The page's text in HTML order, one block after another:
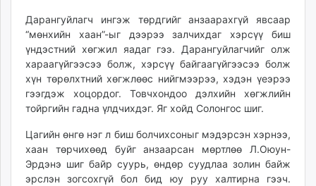
Дарангуйлагч ингэж төрдгийг анзаарахгүй явсаар
“мөнхийн хаан”-ыг дээрээ залчихдаг хэрсүү биш
үндэстний хөгжил яадаг гээ. Дарангуйлагчийг олж
хараагүйгээсээ болж, хэрсүү байгаагүйгээсээ болж
хүн төрөлхтний хөгжлөөс нийгмээрээ, хэдэн үеэрээ
гээгдэж хоцордог. Товчхондоо дэлхийн хөгжлийн
тойргийн гадна үлдчихдэг. Яг хойд Солонгос шиг.
Цагийн өнгө нэг л биш болчихсоныг мэдэрсэн хэрнээ,
хаан төрчихөөд буйг анзаарсан мөртлөө Л.Оюун-
Эрдэнэ шиг байр суурь, өндөр суудлаа золин байж
эрслэн зогсохгүй бол бид юу руу халтирна гээч.